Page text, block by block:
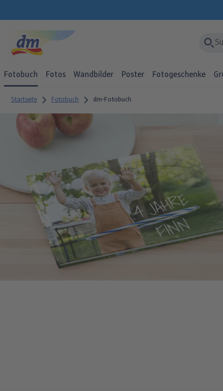
Fotobuch Fotos Wandbilder Poster Fotogeschenke
Startseite Fotobuch dm-Fotobuch